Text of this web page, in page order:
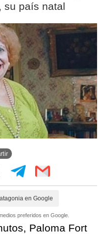
su país natal
en Google
preferidos en Google.
Paloma Fort